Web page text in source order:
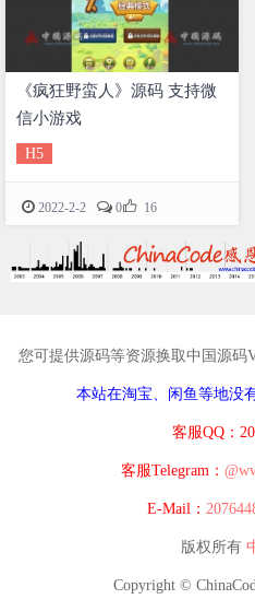
《疯狂野蛮人》源码 支持微
信小游戏
H5
2022-2-2 0 16
您可提供源码等资源换取中国源码
本站在淘宝、闲鱼等地没
客服QQ：
客服Telegram：
E-Mail：
版权所有
Copyright ©